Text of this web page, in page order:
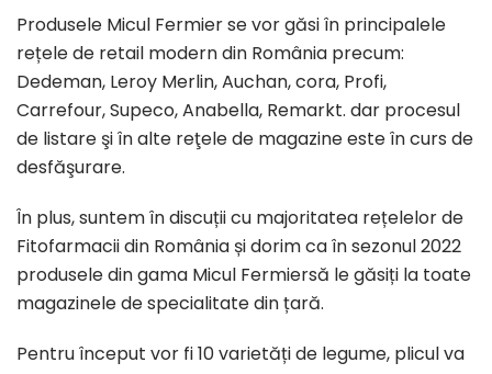
Produsele Micul Fermier se vor găsi în principalele
rețele de retail modern din România precum:
Dedeman, Leroy Merlin, Auchan, cora, Profi,
Carrefour, Supeco, Anabella, Remarkt. dar procesul
de listare şi în alte reţele de magazine este în curs de
desfăşurare.
În plus, suntem în discuții cu majoritatea rețelelor de
Fitofarmacii din România și dorim ca în sezonul 2022
produsele din gama Micul Fermiersă le găsiți la toate
magazinele de specialitate din țară.
Pentru început vor fi 10 varietăți de legume, plicul va